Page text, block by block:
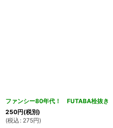
ファンシー80年代！ FUTABA栓
250円(税別)
(税込 : 275円)